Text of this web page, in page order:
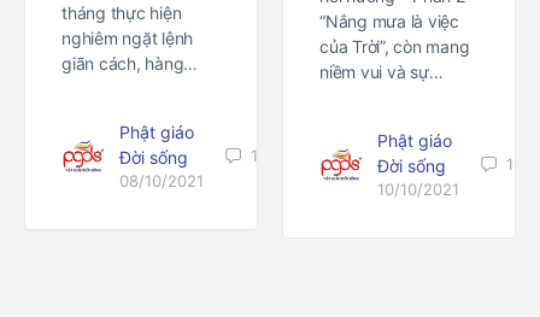
tháng thực hiện
nghiêm ngặt lệnh
giãn cách, hàng…
Phật giáo
Đời sống
08/10/2021
1
“Nắng mưa là việc
của Trời”, còn mang
niềm vui và sự…
Phật giáo
Đời sống
10/10/2021
1